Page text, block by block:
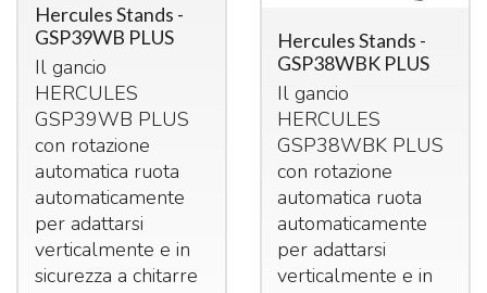
Hercules Stands -
GSP39WB PLUS
Il gancio
HERCULES
GSP39WB PLUS
con rotazione
automatica ruota
automaticamente
per adattarsi
verticalmente e in
sicurezza a chitarre
Hercules Stands -
GSP38WBK PLUS
Il gancio
HERCULES
GSP38WBK PLUS
con rotazione
automatica ruota
automaticamente
per adattarsi
verticalmente e in